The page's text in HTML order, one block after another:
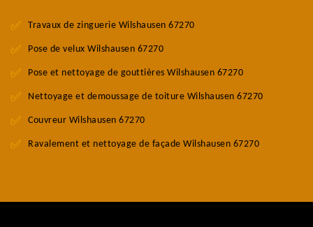
Travaux de zinguerie Wilshausen 67270
Pose de velux Wilshausen 67270
Pose et nettoyage de gouttières Wilshausen 67270
Nettoyage et demoussage de toiture Wilshausen 67270
Couvreur Wilshausen 67270
Ravalement et nettoyage de façade Wilshausen 67270